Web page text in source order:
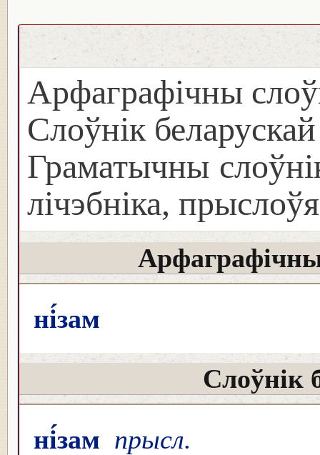
Арфаграфічны
Слоўнік
Граматычны
лічэбніка, прыслоўя
ні́зам
Слоўнік
ні́зам прысл.